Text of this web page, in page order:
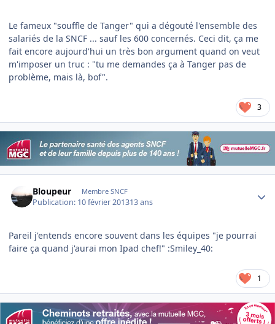
Le fameux "souffle de Tanger" qui a dégouté l'ensemble des
salariés de la SNCF ... sauf les 600 concernés. Ceci dit, ça me
fait encore aujourd'hui un très bon argument quand on veut
m'imposer un truc : "tu me demandes ça à Tanger pas de
problème, mais là, bof".
3
Bloupeur Membre SNCF
Publication: 10 février 201313 ans
Pareil j'entends encore souvent dans les équipes "je pourrai
faire ça quand j'aurai mon Ipad chef!" :Smiley_40:
1